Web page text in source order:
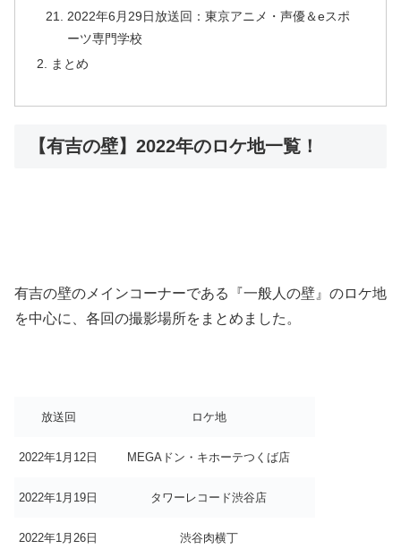
2022年6月29日放送回：東京アニメ・声優＆eスポ
ーツ専門学校
まとめ
【有吉の壁】2022年のロケ地一覧！
有吉の壁のメインコーナーである『一般人の壁』のロケ地
を中心に、各回の撮影場所をまとめました。
放送回 ロケ地
2022年1月12日 MEGAドン・キホーテつくば店
2022年1月19日 タワーレコード渋谷店
2022年1月26日 渋谷肉横丁